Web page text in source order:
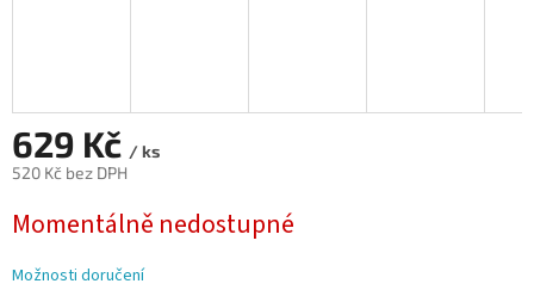
629 Kč / ks
520 Kč bez DPH
cena:
Momentálně nedostupné
Možnosti doručení